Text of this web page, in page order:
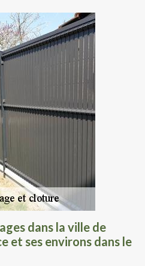
dans la ville de
et ses environs dans le